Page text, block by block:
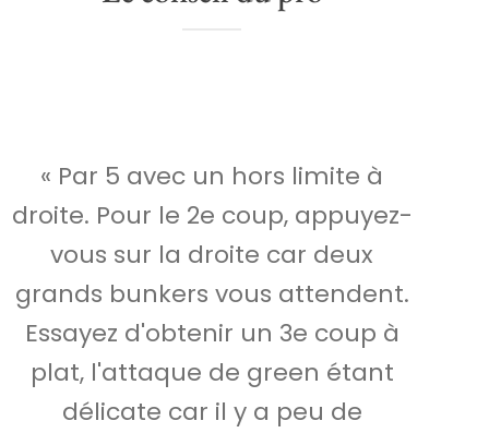
« Par 5 avec un hors limite à
droite. Pour le 2e coup, appuyez-
vous sur la droite car deux
grands bunkers vous attendent.
Essayez d'obtenir un 3e coup à
plat, l'attaque de green étant
délicate car il y a peu de